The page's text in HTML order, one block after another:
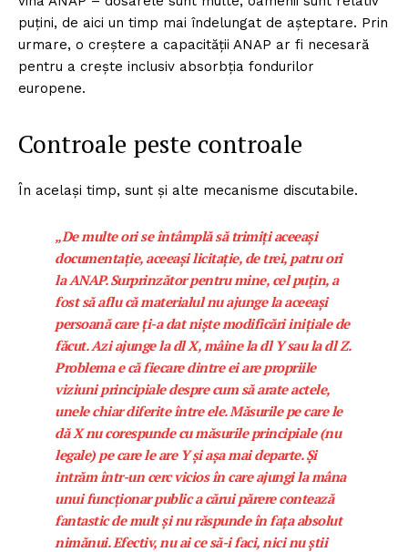
puțini, de aici un timp mai îndelungat de așteptare. Prin
urmare, o creștere a capacității ANAP ar fi necesară
pentru a crește inclusiv absorbția fondurilor
europene.
Controale peste controale
În același timp, sunt și alte mecanisme discutabile.
„De multe ori se întâmplă să trimiți aceeași
documentație, aceeași licitație, de trei, patru ori
la ANAP. Surprinzător pentru mine, cel puțin, a
fost să aflu că materialul nu ajunge la aceeași
persoană care ți-a dat niște modificări inițiale de
făcut. Azi ajunge la dl X, mâine la dl Y sau la dl Z.
Problema e că fiecare dintre ei are propriile
viziuni principiale despre cum să arate actele,
unele chiar diferite între ele. Măsurile pe care le
dă X nu corespunde cu măsurile principiale (nu
legale) pe care le are Y și așa mai departe. Și
intrăm într-un cerc vicios în care ajungi la mâna
unui funcționar public a cărui părere contează
fantastic de mult și nu răspunde în fața absolut
nimănui. Efectiv, nu ai ce să-i faci, nici nu știi